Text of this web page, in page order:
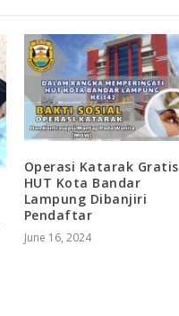
Operasi Katarak Gratis
HUT Kota Bandar
Lampung Dibanjiri
Pendaftar
June 16, 2024